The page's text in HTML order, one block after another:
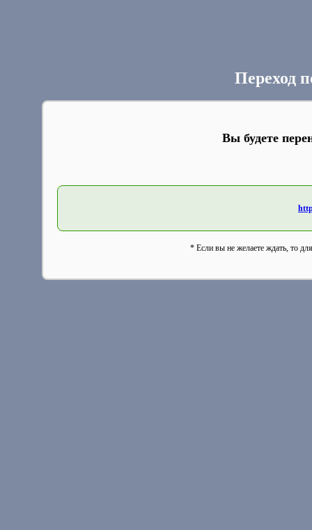
Переход
Вы будете
* Если вы не желаете ждать, то